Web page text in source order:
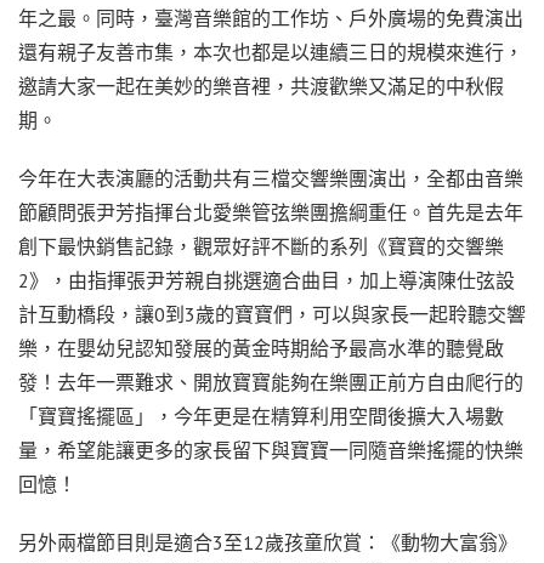
年之最。同時，臺灣音樂館的工作坊、戶外廣場的免費演出
還有親子友善市集，本次也都是以連續三日的規模來進行，
邀請大家一起在美妙的樂音裡，共渡歡樂又滿足的中秋假
期。
今年在大表演廳的活動共有三檔交響樂團演出，全都由音樂
節顧問張尹芳指揮台北愛樂管弦樂團擔綱重任。首先是去年
創下最快銷售記錄，觀眾好評不斷的系列《寶寶的交響樂
2》，由指揮張尹芳親自挑選適合曲目，加上導演陳仕弦設
計互動橋段，讓0到3歲的寶寶們，可以與家長一起聆聽交響
樂，在嬰幼兒認知發展的黃金時期給予最高水準的聽覺啟
發！去年一票難求、開放寶寶能夠在樂團正前方自由爬行的
「寶寶搖擺區」，今年更是在精算利用空間後擴大入場數
量，希望能讓更多的家長留下與寶寶一同隨音樂搖擺的快樂
回憶！
另外兩檔節目則是適合3至12歲孩童欣賞：《動物大富翁》